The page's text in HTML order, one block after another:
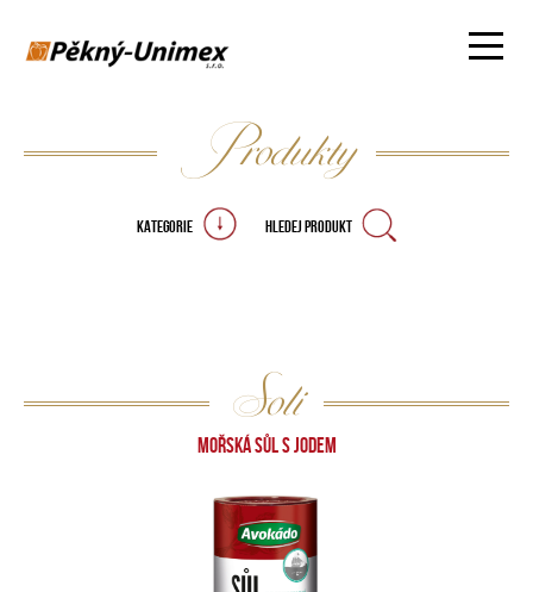
Produkty
KATEGORIE HLEDEJ PRODUKT
Soli
MOŘSKÁ SŮL S JODEM